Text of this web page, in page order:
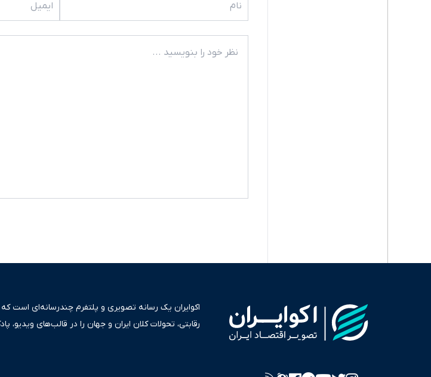
اکوایران یک رسانه تصویری و پلتفرم چندرسانه‌ای است
رقابتی، تحولات کلان ایران و جهان را در قالب‌های
به عنوان منبعی دقیق و قابل اعتماد، فراتر از